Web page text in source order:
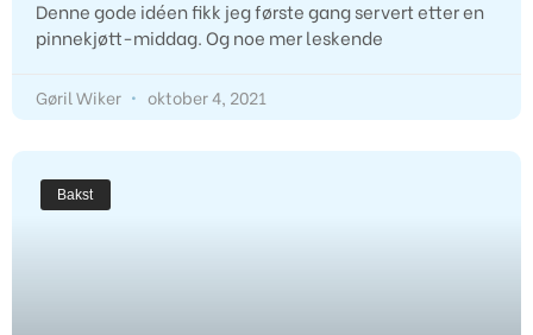
Denne gode idéen fikk jeg første gang servert etter en
pinnekjøtt-middag. Og noe mer leskende
Gøril Wiker oktober 4, 2021
Bakst